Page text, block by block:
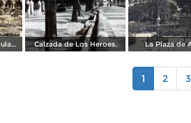
Plaza y portales ( Circulada el 4 de Agosto de 1929 ). Calzada de Los Heroes. La Plaza de
1 2 3